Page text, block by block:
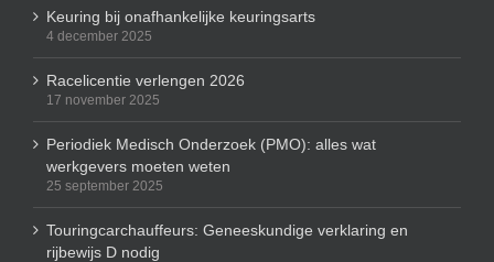
Keuring bij onafhankelijke keuringsarts
4 december 2025
Racelicentie verlengen 2026
17 november 2025
Periodiek Medisch Onderzoek (PMO): alles wat
werkgevers moeten weten
25 september 2025
Touringcarchauffeurs: Geneeskundige verklaring en
rijbewijs D nodig